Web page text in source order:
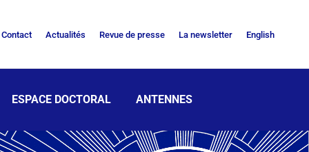
Contact Actualités Revue de presse La newsletter English
ESPACE DOCTORAL ANTENNES